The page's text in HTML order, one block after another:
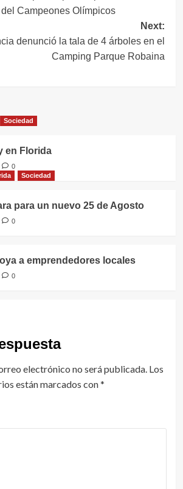
Campeones Olímpicos
Next:
denunció la tala de 4 árboles en el
Camping Parque Robaina
Sociedad
en Florida
0
Sociedad
para un nuevo 25 de Agosto
0
a emprendedores locales
0
electrónico no será publicada. Los
están marcados con*